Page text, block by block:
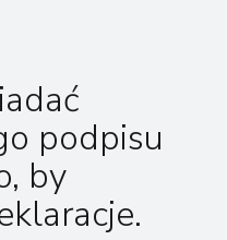
podpisu
by